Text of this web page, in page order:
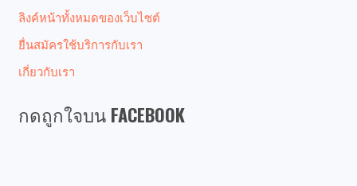
ลิงค์หน้าทั้งหมดของเว็บไซต์
ยื่นสมัครใช้บริการกับเรา
เกี่ยวกับเรา
กดถูกใจบน FACEBOOK